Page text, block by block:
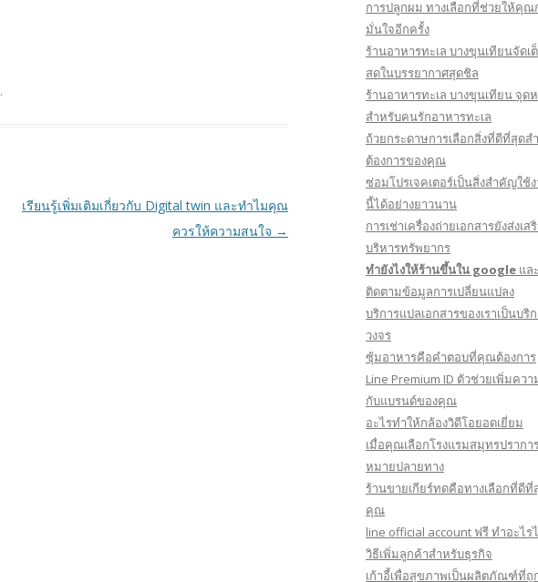
.
เรียนรู้เพิ่มเติมเกี่ยวกับ Digital twin และทำไมคุณ
ควรให้ความสนใจ →
การปลูกผม ทางเลือกที่ช่วยให้คุณ
มั่นใจอีกครั้ง
ร้านอาหารทะเล บางขุนเทียนจัดเ
สดในบรรยากาศสุดชิล
ร้านอาหารทะเล บางขุนเทียน จุด
สำหรับคนรักอาหารทะเล
ถ้วยกระดาษการเลือกสิ่งที่ดีที่สุดส
ต้องการของคุณ
ซ่อมโปรเจคเตอร์เป็นสิ่งสำคัญใช้
นี้ได้อย่างยาวนาน
การเช่าเครื่องถ่ายเอกสารยังส่งเส
บริหารทรัพยากร
ทํายังไงให้ร้านขึ้นใน google แล
ติดตามข้อมูลการเปลี่ยนแปลง
บริการแปลเอกสารของเราเป็นบริ
วงจร
ซุ้มอาหารคือคำตอบที่คุณต้องการ
Line Premium ID ตัวช่วยเพิ่มคว
กับแบรนด์ของคุณ
อะไรทำให้กล้องวิดีโอยอดเยี่ยม
เมื่อคุณเลือกโรงแรมสมุทรปรากา
หมายปลายทาง
ร้านขายเกียร์ทดคือทางเลือกที่ดี
คุณ
line official account ฟรี ทําอะไร
วิธีเพิ่มลูกค้าสำหรับธุรกิจ
เก้าอี้เพื่อสุขภาพเป็นผลิตภัณฑ์ที่ถู